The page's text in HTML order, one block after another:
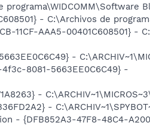
- C:\Archivos de
11CF-AAA5-00401C608501} -
-
8081-5663EE0C6C49} -
-
-
- {DFB852A3-47F8-48C4-